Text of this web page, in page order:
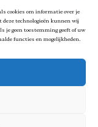
cookies om informatie over je
technologieën kunnen wij
je geen toestemming geeft of uw
functies en mogelijkheden.